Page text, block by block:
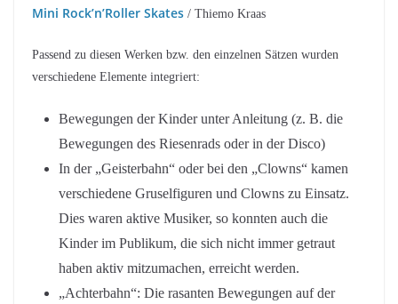
Mini Rock’n’Roller Skates / Thiemo Kraas
Passend zu diesen Werken bzw. den einzelnen Sätzen wurden
verschiedene Elemente integriert:
Bewegungen der Kinder unter Anleitung (z. B. die
Bewegungen des Riesenrads oder in der Disco)
In der „Geisterbahn“ oder bei den „Clowns“ kamen
verschiedene Gruselfiguren und Clowns zu Einsatz.
Dies waren aktive Musiker, so konnten auch die
Kinder im Publikum, die sich nicht immer getraut
haben aktiv mitzumachen, erreicht werden.
„Achterbahn“: Die rasanten Bewegungen auf der